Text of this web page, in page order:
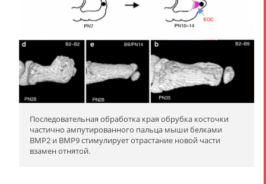
Последовательная обработка края обрубка косточки
частично ампутированного пальца мыши белками
BMP2 и BMP9 стимулирует отрастание новой части
взамен отнятой.